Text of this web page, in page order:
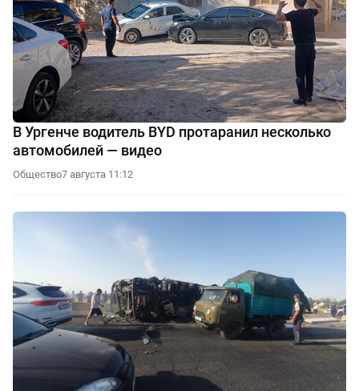
В Ургенче водитель BYD протаранил несколько
автомобилей — видео
Общество7 августа 11:12